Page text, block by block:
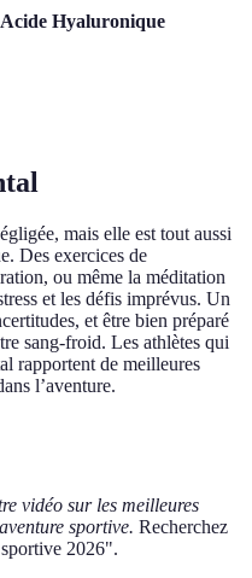
Hyaluronique
mais elle est tout aussi
Des exercices de
ou même la méditation
et les défis imprévus. Un
et être bien préparé
sang-froid. Les athlètes qui
rapportent de meilleures
l’aventure.
vidéo sur les meilleures
sportive. Recherchez
2026".